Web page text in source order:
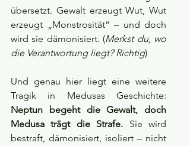
übersetzt. Gewalt erzeugt Wut, Wut
erzeugt „Monstrosität“ – und doch
wird sie dämonisiert. (Merkst du, wo
die Verantwortung liegt? Richtig)
Und genau hier liegt eine weitere
Neptun begeht die Gewalt, doch
Medusa trägt die Strafe. Sie wird
bestraft, dämonisiert, isoliert – nicht